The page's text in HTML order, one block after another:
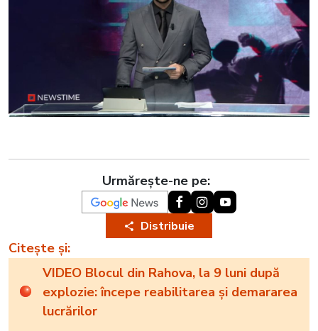
Urmărește-ne pe:
Distribuie
Citește și:
VIDEO Blocul din Rahova, la 9 luni după
explozie: începe reabilitarea și demararea
lucrărilor